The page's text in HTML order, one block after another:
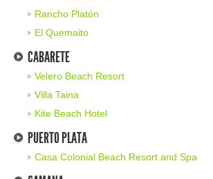
Rancho Platón
El Quemaito
CABARETE
Velero Beach Resort
Villa Taina
Kite Beach Hotel
PUERTO PLATA
Casa Colonial Beach Resort and Spa